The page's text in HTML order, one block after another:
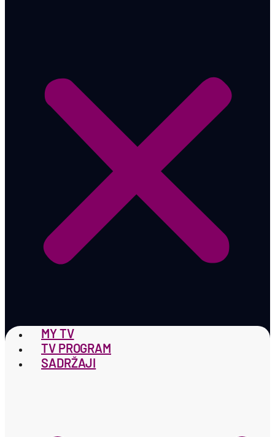
MY TV
TV PROGRAM
SADRŽAJI